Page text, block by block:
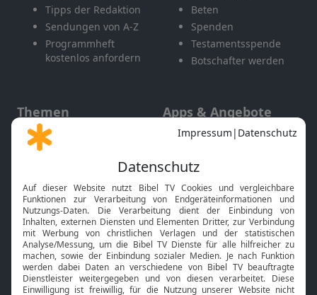
Tipps der Redaktion
Sendungen von A-Z
Programmheft
kostenlos anfordern
Beten
Spenden
Testamentsspende
Botschafter werden
Themen
Gott und Bibel erklärt
Neuigkeiten
Apps & Angebote
Mobile App
Smart TV
HbbTV
Bibelthek Online-Bibel
Nächster Gottesdienst